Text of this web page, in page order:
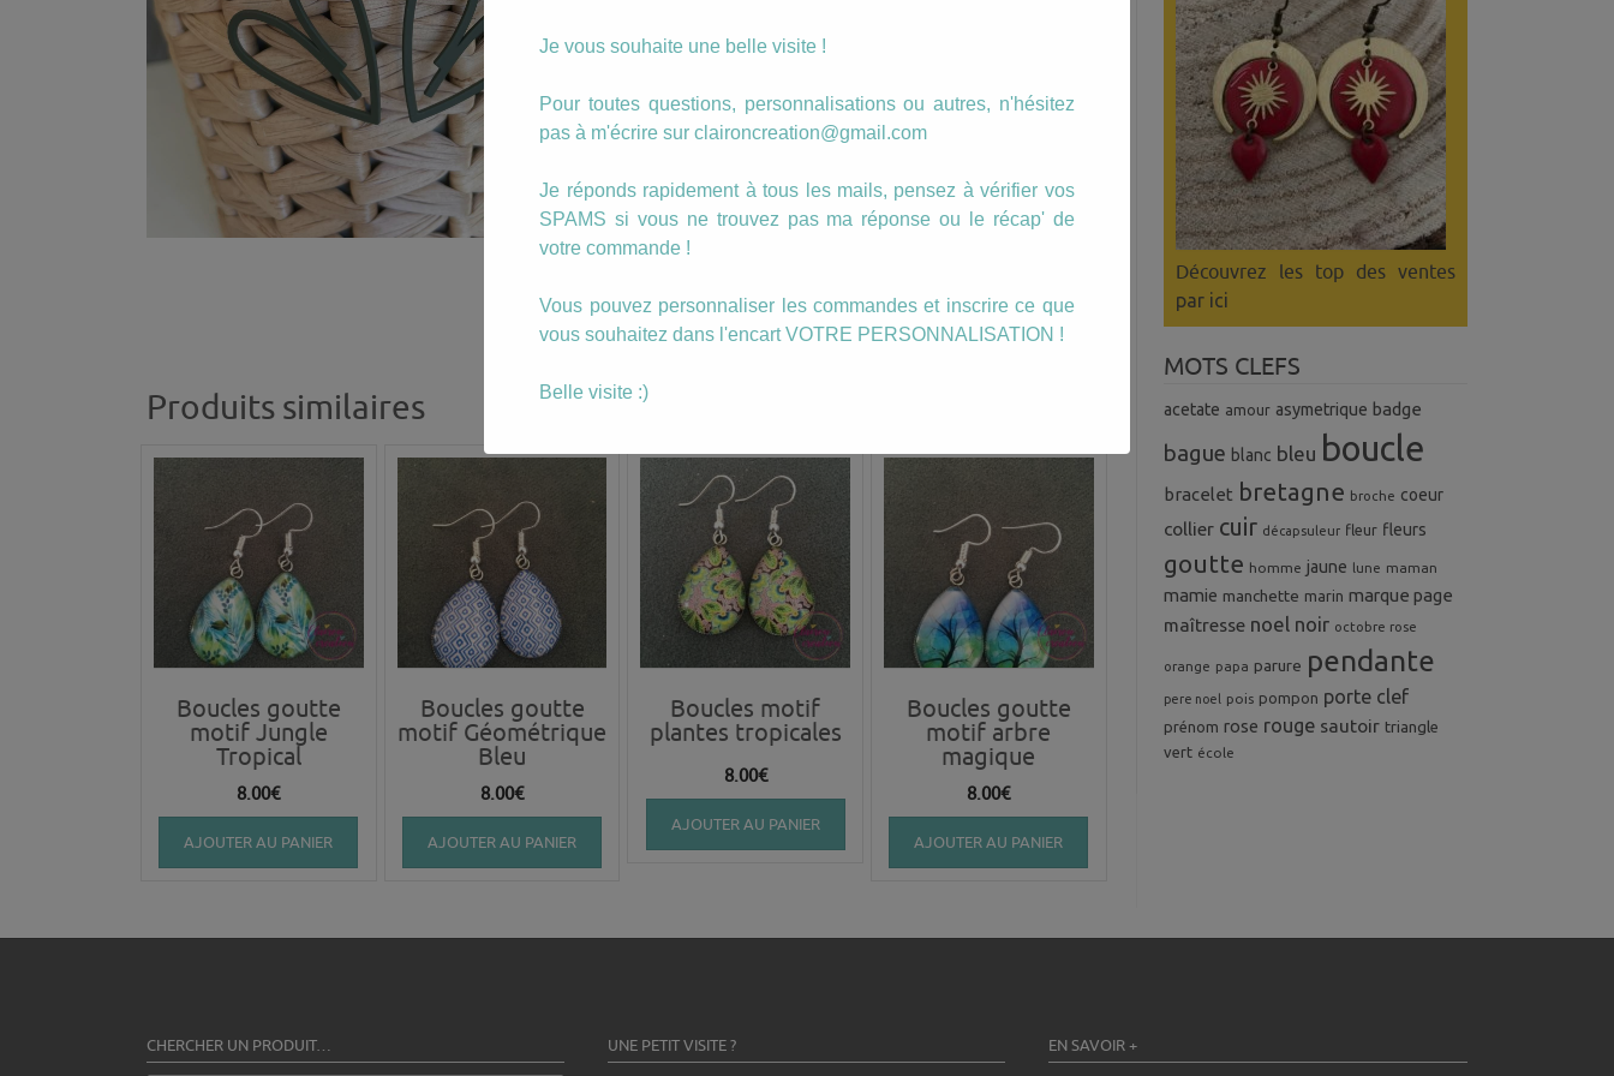
de
Coeurs
Kaki
Ajouter au panier
Catégories : Dans les Verts,Sequins Emaillés
Étiquettes :boucle,coeur
Description
Produits similaires
Boucles goutte
motif Jungle
Tropical
8.00€
AJOUTER AU PANIER
Boucles goutte
motif Géométrique
Bleu
8.00€
AJOUTER AU PANIER
Boucles motif
plantes tropicales
8.00€
AJOUTER AU PANIER
Boucles goutte
motif arbre
magique
8.00€
AJOUTER AU PANIER
Découvrez les top des ventes
par ici
MOTS CLEFS
acetate amour asymetrique badge
bague blanc bleu boucle
bracelet bretagne broche coeur
collier cuir décapsuleur fleur fleurs
goutte homme jaune lune maman
mamie manchette marin marque page
maîtresse noel noir octobre rose
orange papa parure pendante
pere noel pois pompon porte clef
prénom rose rouge sautoir triangle
vert école
CHERCHER UN PRODUIT… UNE PETIT VISITE ? EN SAVOIR +
Je vous souhaite une belle visite !
Pour toutes questions, personnalisations ou autres, n'hésitez
pas à m'écrire sur claironcreation@gmail.com
Je réponds rapidement à tous les mails, pensez à vérifier vos
SPAMS si vous ne trouvez pas ma réponse ou le récap' de
votre commande !
Vous pouvez personnaliser les commandes et inscrire ce que
vous souhaitez dans l'encart VOTRE PERSONNALISATION !
Belle visite :)